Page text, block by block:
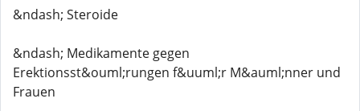
&ndash; Steroide
&ndash; Medikamente gegen
Erektionsst&ouml;rungen f&uuml;r M&auml;nner und
Frauen